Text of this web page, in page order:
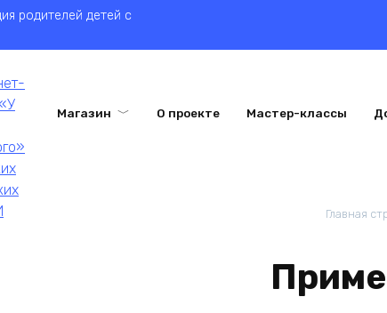
родителей детей с
Магазин О проекте Мастер-классы
Главная